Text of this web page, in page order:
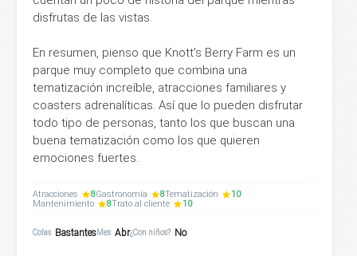
disfrutas de las vistas.
En resumen, pienso que Knott's Berry Farm es un
parque muy completo que combina una
tematización increíble, atracciones familiares y
coasters adrenalíticas. Así que lo pueden disfrutar
todo tipo de personas, tanto los que buscan una
buena tematización como los que quieren
emociones fuertes.
Atracciones 8Gastronomía 8Tematización
10
Mantenimiento
8Trato al cliente 10
Colas BastantesMes Abr¿Con niños? No